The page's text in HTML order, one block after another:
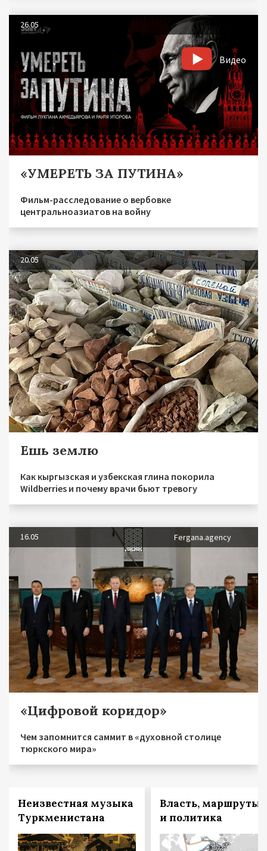
26.05
Видео
«УМЕРЕТЬ ЗА ПУТИНА»
Фильм-расследование о вербовке
центральноазиатов на войну
20.05
Ешь землю
Как кыргызская и узбекская глина покорила
Wildberries и почему врачи бьют тревогу
16.05 Fergana.agency
«Цифровой коридор»
Чем запомнится саммит в «духовной столице
тюркского мира»
Неизвестная музыка
Туркменистана
Власть, маршруты
и политика